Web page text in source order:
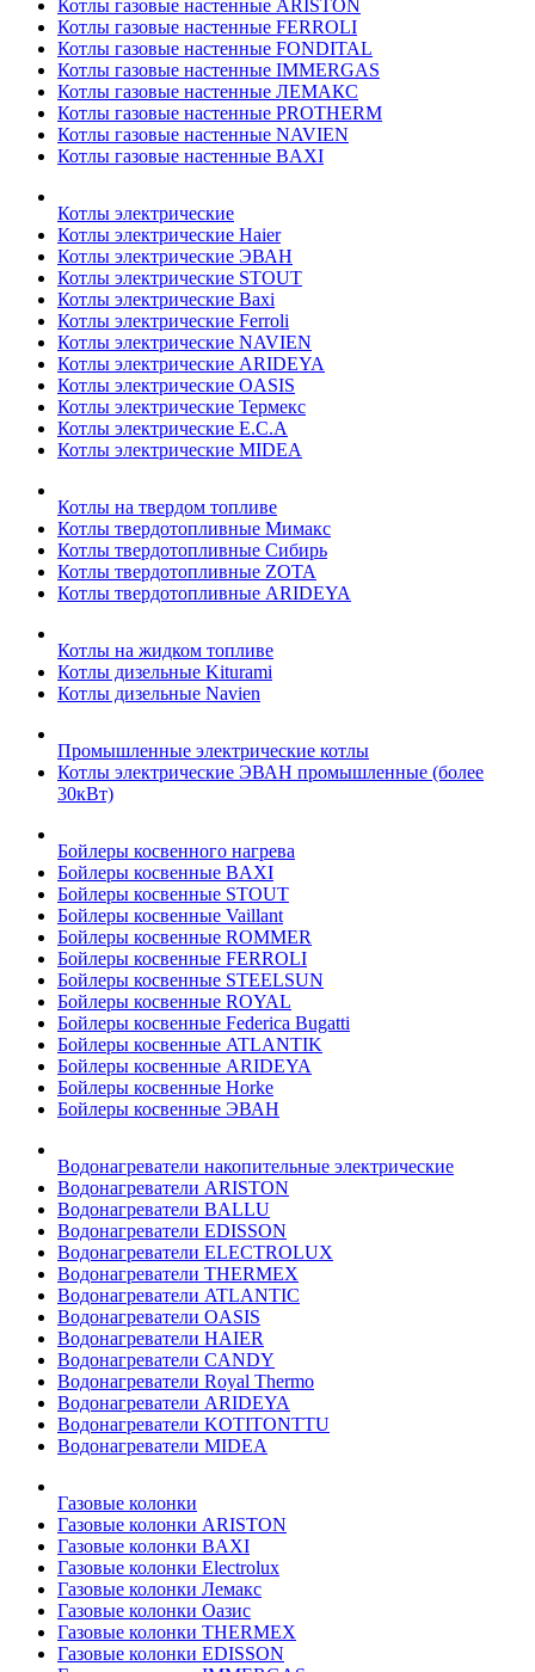
Котлы газовые настенные ARISTON
Котлы газовые настенные FERROLI
Котлы газовые настенные FONDITAL
Котлы газовые настенные IMMERGAS
Котлы газовые настенные ЛЕМАКС
Котлы газовые настенные PROTHERM
Котлы газовые настенные NAVIEN
Котлы газовые настенные BAXI
Котлы электрические
Котлы электрические Haier
Котлы электрические ЭВАН
Котлы электрические STOUT
Котлы электрические Baxi
Котлы электрические Ferroli
Котлы электрические NAVIEN
Котлы электрические ARIDEYA
Котлы электрические OASIS
Котлы электрические Термекс
Котлы электрические E.C.A
Котлы электрические MIDEA
Котлы на твердом топливе
Котлы твердотопливные Мимакс
Котлы твердотопливные Сибирь
Котлы твердотопливные ZOTA
Котлы твердотопливные ARIDEYA
Котлы на жидком топливе
Котлы дизельные Kiturami
Котлы дизельные Navien
Промышленные электрические котлы
Котлы электрические ЭВАН промышленные (более
30кВт)
Бойлеры косвенного нагрева
Бойлеры косвенные BAXI
Бойлеры косвенные STOUT
Бойлеры косвенные Vaillant
Бойлеры косвенные ROMMER
Бойлеры косвенные FERROLI
Бойлеры косвенные STEELSUN
Бойлеры косвенные ROYAL
Бойлеры косвенные Federica Bugatti
Бойлеры косвенные ATLANTIK
Бойлеры косвенные ARIDEYA
Бойлеры косвенные Horke
Бойлеры косвенные ЭВАН
Водонагреватели накопительные электрические
Водонагреватели ARISTON
Водонагреватели BALLU
Водонагреватели EDISSON
Водонагреватели ELECTROLUX
Водонагреватели THERMEX
Водонагреватели ATLANTIC
Водонагреватели OASIS
Водонагреватели HAIER
Водонагреватели CANDY
Водонагреватели Royal Thermo
Водонагреватели ARIDEYA
Водонагреватели KOTITONTTU
Водонагреватели MIDEA
Газовые колонки
Газовые колонки ARISTON
Газовые колонки BAXI
Газовые колонки Electrolux
Газовые колонки Лемакс
Газовые колонки Оазис
Газовые колонки THERMEX
Газовые колонки EDISSON